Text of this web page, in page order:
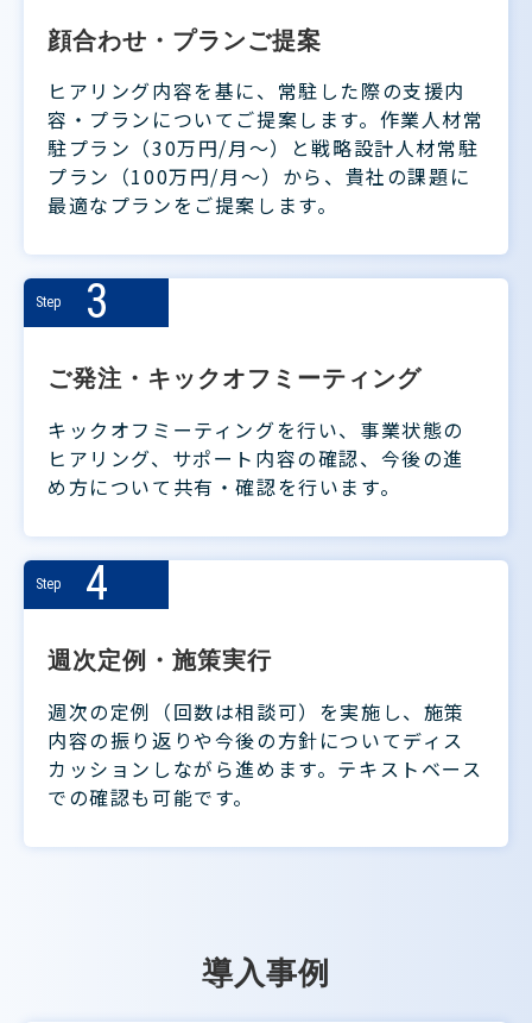
顔合わせ・プランご提案
ヒアリング内容を基に、常駐した際の支援内
容・プランについてご提案します。作業人材常
駐プラン（30万円/月〜）と戦略設計人材常駐
プラン（100万円/月〜）から、貴社の課題に
最適なプランをご提案します。
Step 3
ご発注・キックオフミーティング
キックオフミーティングを行い、事業状態の
ヒアリング、サポート内容の確認、今後の進
め方について共有・確認を行います。
Step 4
週次定例・施策実行
週次の定例（回数は相談可）を実施し、施策
内容の振り返りや今後の方針についてディス
カッションしながら進めます。テキストベース
での確認も可能です。
導入事例